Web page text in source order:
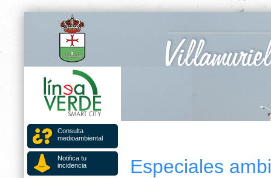
Consulta
medioambiental
Notifica tu
incidencia
Especiales